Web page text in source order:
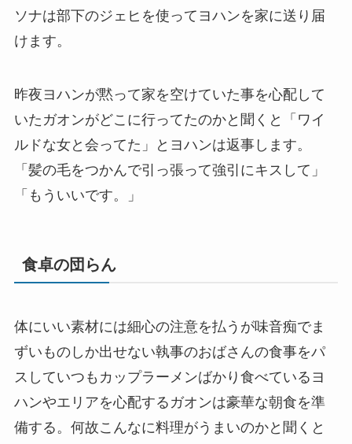
ソナは部下のジェヒを使ってヨハンを家に送り届
けます。
昨夜ヨハンが黙って家を空けていた事を心配して
いたガオンがどこに行ってたのかと聞くと「ワイ
ルドな女と会ってた」とヨハンは返事します。
「髪の毛をつかんで引っ張って強引にキスして」
「もういいです。」
食卓の団らん
体にいい素材には細心の注意を払うが味音痴でま
ずいものしか出せない執事のおばさんの食事をパ
スしていつもカップラーメンばかり食べているヨ
ハンやエリアを心配するガオンは豪華な朝食を準
備する。何故こんなに料理がうまいのかと聞くと